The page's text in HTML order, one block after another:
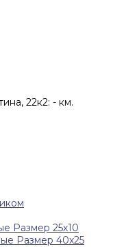
22к2: - км.
Размер 25х10
Размер 40х25